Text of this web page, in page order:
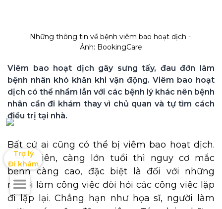
Những thông tin về bệnh viêm bao hoạt dịch -
Ảnh: BookingCare
Viêm bao hoạt dịch gây sưng tấy, đau đớn làm
bệnh nhân khó khăn khi vận động. Viêm bao hoạt
dịch có thể nhầm lẫn với các bệnh lý khác nên bệnh
nhân cần đi khám thay vì chủ quan và tự tìm cách
điều trị tại nhà.
Bất cứ ai cũng có thể bị viêm bao hoạt dịch.
Tuy nhiên, càng lớn tuổi thì nguy cơ mắc
bệnh càng cao, đặc biệt là đối với những
người làm công việc đòi hỏi các công việc lặp
đi lặp lại. Chẳng hạn như họa sĩ, người làm
Trợ lý
Đi khám